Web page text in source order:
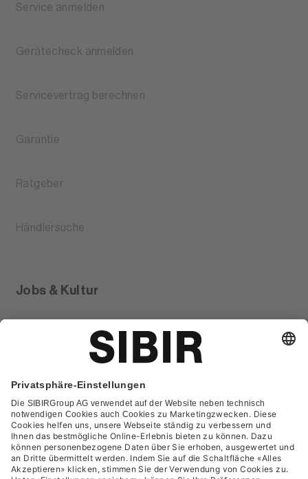
Service anmelden
Gerätecheck anmelden
Servicevertrag berechnen
Garantie
Ratgeber
Händlersuche
Jobs & Kultur
Glossar
Kontakt
FAQ